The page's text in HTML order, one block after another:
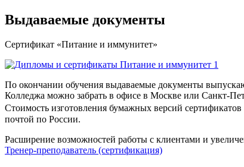
Выдаваемые документы
Сертификат «Питание и иммунитет»
По окончании обучения выдаваемые документы
Колледжа можно забрать в офисе в Москве или Санкт-
Стоимость изготовления бумажных версий
почтой по России.
Расширение возможностей работы с клиентами и
Тренер-преподаватель (сертификация)